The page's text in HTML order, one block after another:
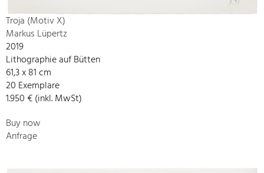
Troja (Motiv X)
Markus Lüpertz
2019
Lithographie auf Bütten
61,3 x 81 cm
20 Exemplare
1.950 € (inkl. MwSt)
Buy now
Anfrage